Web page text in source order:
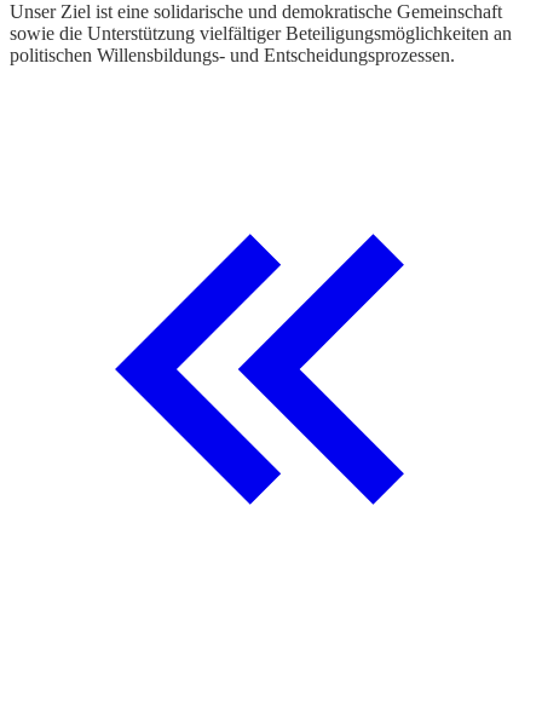
Unser Ziel ist eine solidarische und demokratische Gemeinschaft
sowie die Unterstützung vielfältiger Beteiligungsmöglichkeiten an
politischen Willensbildungs- und Entscheidungsprozessen.